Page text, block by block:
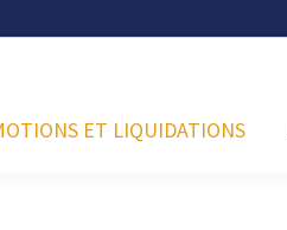
ET LIQUIDATIONS